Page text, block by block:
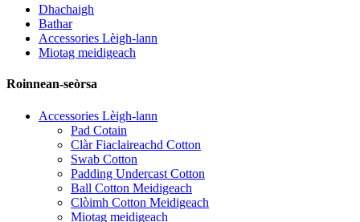
Dhachaigh
Bathar
Accessories Lèigh-lann
Miotag meidigeach
Roinnean-seòrsa
Accessories Lèigh-lann
Pad Cotain
Clàr Fiaclaireachd Cotton
Swab Cotton
Padding Undercast Cotton
Ball Cotton Meidigeach
Clòimh Cotton Meidigeach
Miotag meidigeach